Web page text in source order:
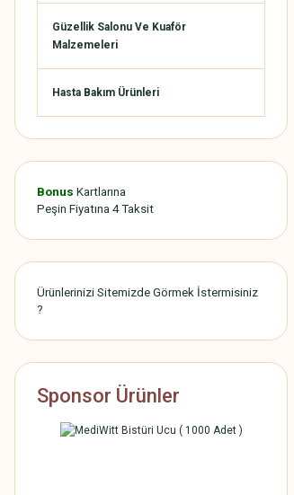
Güzellik Salonu Ve Kuaför
Malzemeleri
Hasta Bakım Ürünleri
Bonus Kartlarına
Peşin Fiyatına 4 Taksit
Ürünlerinizi Sitemizde Görmek İstermisiniz
?
Sponsor Ürünler